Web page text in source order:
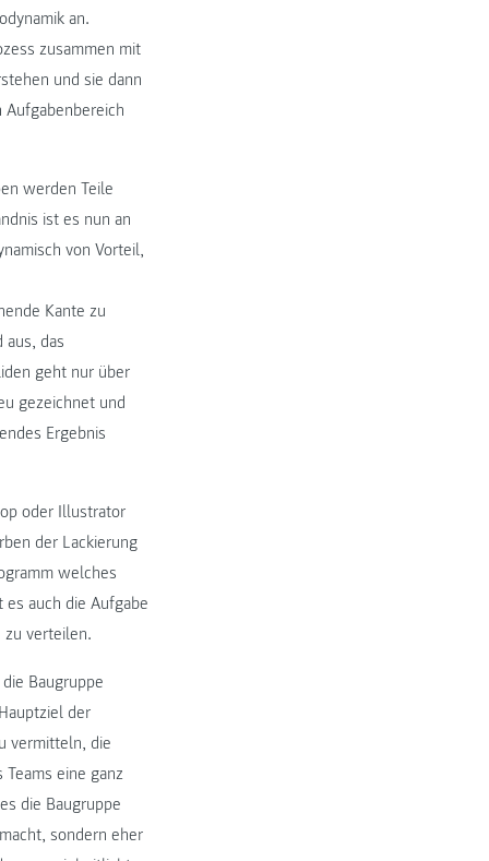
an.
zusammen mit
und sie dann
Aufgabenbereich
werden Teile
ist es nun an
von Vorteil,
Kante zu
aus, das
geht nur über
gezeichnet und
Ergebnis
oder Illustrator
der Lackierung
welches
auch die Aufgabe
zu verteilen.
Baugruppe
der
vermitteln, die
eine ganz
die Baugruppe
sondern eher